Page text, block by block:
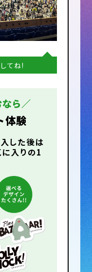
てね!
ら／
体験
した後は
入りの1